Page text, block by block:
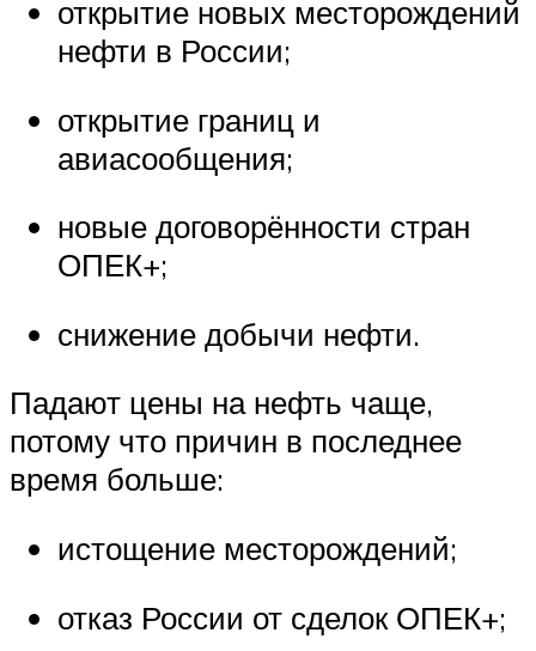
открытие новых месторождений
нефти в России;
открытие границ и
авиасообщения;
новые договорённости стран
ОПЕК+;
снижение добычи нефти.
Падают цены на нефть чаще,
потому что причин в последнее
время больше:
истощение месторождений;
отказ России от сделок ОПЕК+;